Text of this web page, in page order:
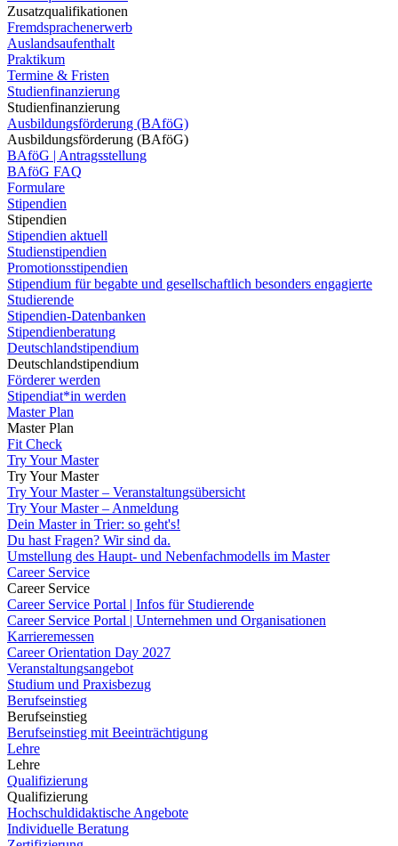
Zusatzqualifikationen
Fremdsprachenerwerb
Auslandsaufenthalt
Praktikum
Termine & Fristen
Studienfinanzierung
Studienfinanzierung
Ausbildungsförderung (BAföG)
Ausbildungsförderung (BAföG)
BAföG | Antragsstellung
BAföG FAQ
Formulare
Stipendien
Stipendien
Stipendien aktuell
Studienstipendien
Promotionsstipendien
Stipendium für begabte und gesellschaftlich besonders engagierte
Studierende
Stipendien-Datenbanken
Stipendienberatung
Deutschlandstipendium
Deutschlandstipendium
Förderer werden
Stipendiat*in werden
Master Plan
Master Plan
Fit Check
Try Your Master
Try Your Master
Try Your Master – Veranstaltungsübersicht
Try Your Master – Anmeldung
Dein Master in Trier: so geht's!
Du hast Fragen? Wir sind da.
Umstellung des Haupt- und Nebenfachmodells im Master
Career Service
Career Service
Career Service Portal | Infos für Studierende
Career Service Portal | Unternehmen und Organisationen
Karrieremessen
Career Orientation Day 2027
Veranstaltungsangebot
Studium und Praxisbezug
Berufseinstieg
Berufseinstieg
Berufseinstieg mit Beeinträchtigung
Lehre
Lehre
Qualifizierung
Qualifizierung
Hochschuldidaktische Angebote
Individuelle Beratung